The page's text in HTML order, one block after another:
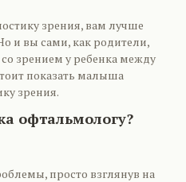
зрения, вам лучше
и вы сами, как родители,
зрением у ребенка между
показать малыша
зрения.
офтальмологу?
просто взглянув на